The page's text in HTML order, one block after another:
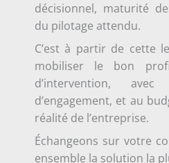
décisionnel, maturité
du pilotage attendu.
C’est à partir de cette
mobiliser le bon
d’intervention,
d’engagement, et au
réalité de l’entreprise.
Échangeons sur votre
ensemble la solution la